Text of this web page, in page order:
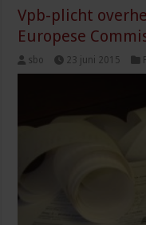
Vpb-plicht
Europese
sbo 23 juni 2015